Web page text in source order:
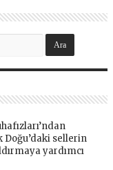
Doğu’daki sellerin
yardımcı